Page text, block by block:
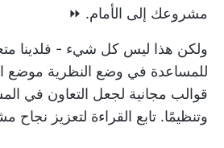
مشروعك إلى الأمام. ⏩
ولكن هذا ليس كل شيء - فلدينا
للمساعدة في وضع النظرية موضع
قوالب مجانية لجعل التعاون في
وتنظيمًا. تابع القراءة لتعزيز